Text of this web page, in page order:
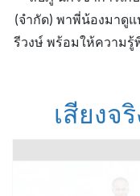
(จำกัด) พาพี่น้องมาดู
รีวงษ์ พร้อมให้ความรู้
เสียงจ